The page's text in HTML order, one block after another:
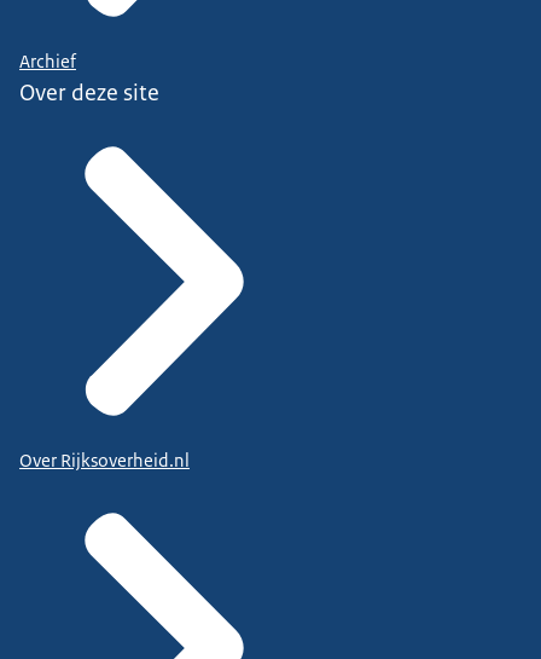
Archief
Over deze site
Over Rijksoverheid.nl